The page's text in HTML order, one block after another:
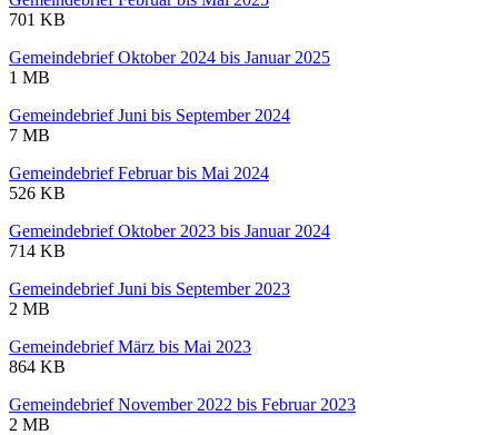
701 KB
Gemeindebrief Oktober 2024 bis Januar 2025
1 MB
Gemeindebrief Juni bis September 2024
7 MB
Gemeindebrief Februar bis Mai 2024
526 KB
Gemeindebrief Oktober 2023 bis Januar 2024
714 KB
Gemeindebrief Juni bis September 2023
2 MB
Gemeindebrief März bis Mai 2023
864 KB
Gemeindebrief November 2022 bis Februar 2023
2 MB